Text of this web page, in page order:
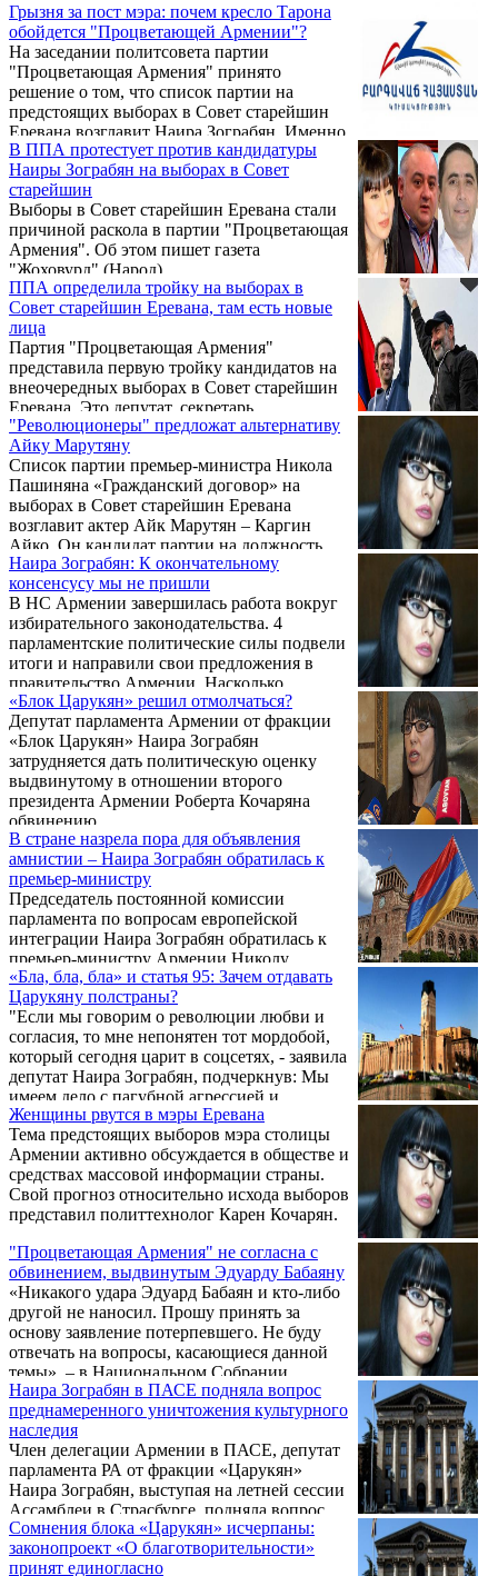
Грызня за пост мэра: почем кресло Тарона
обойдется "Процветающей Армении"?
На заседании политсовета партии
"Процветающая Армения" принято
решение о том, что список партии на
предстоящих выборах в Совет старейшин
Еревана возглавит Наира Зограбян. Именно
ее кандидатура стала поводом для
конфликта в партии.
В ППА протестует против кандидатуры
Наиры Зограбян на выборах в Совет
старейшин
Выборы в Совет старейшин Еревана стали
причиной раскола в партии "Процветающая
Армения". Об этом пишет газета
"Жоховурд" (Народ).
ППА определила тройку на выборах в
Совет старейшин Еревана, там есть новые
лица
Партия "Процветающая Армения"
представила первую тройку кандидатов на
внеочередных выборах в Совет старейшин
Еревана. Это депутат, секретарь
политсовета партии ППА Наира Зограбян,
обозреватель телекомпании "Кентрон"
(Центр) Петрос Казарян и политический
обозреватель Арман Абовян. Об этом
сообщила пресс-служба ППА.
"Революционеры" предложат альтернативу
Айку Марутяну
Список партии премьер-министра Никола
Пашиняна «Гражданский договор» на
выборах в Совет старейшин Еревана
возглавит актер Айк Марутян – Каргин
Айко. Он кандидат партии на должность
мэра. Это решение, безусловно, не принято
положительно как среди жителей Еревана,
так и среди политических сил, которые
решили участвовать в выборах.
Наира Зограбян: К окончательному
консенсусу мы не пришли
В НС Армении завершилась работа вокруг
избирательного законодательства. 4
парламентские политические силы подвели
итоги и направили свои предложения в
правительство Армении. Насколько
оправдались ожидания ППА, в каком
формате она примет участие в выборах – об
этом в беседе с «Арменпресс» рассказала
главный секретарь политсовета ППА Наира
Зограбян.
«Блок Царукян» решил отмолчаться?
Депутат парламента Армении от фракции
«Блок Царукян» Наира Зограбян
затрудняется дать политическую оценку
выдвинутому в отношении второго
президента Армении Роберта Кочаряна
обвинению.
В стране назрела пора для объявления
амнистии – Наира Зограбян обратилась к
премьер-министру
Председатель постоянной комиссии
парламента по вопросам европейской
интеграции Наира Зограбян обратилась к
премьер-министру Армении Николу
Пашиняну с просьбой объявить амнистию в
республике.
«Бла, бла, бла» и статья 95: Зачем отдавать
Царукяну полстраны?
"Если мы говорим о революции любви и
согласия, то мне непонятен тот мордобой,
который сегодня царит в соцсетях, - заявила
депутат Наира Зограбян, подчеркнув: Мы
имеем дело с пагубной агрессией и
пагубной ненавистью, стремлением
уничтожить, сровнять с землей тех, чье
мнение они не разделяют". Зограбян, по
версии СМИ, возглавит список ППА на
внеочередных выборах в Совет общины
Еревана. Известно, что ППА пойдет на
"Царукян".
Женщины рвутся в мэры Еревана
Тема предстоящих выборов мэра столицы
Армении активно обсуждается в обществе и
средствах массовой информации страны.
Свой прогноз относительно исхода выборов
представил политтехнолог Карен Кочарян.
"Процветающая Армения" не согласна с
обвинением, выдвинутым Эдуарду Бабаяну
«Никакого удара Эдуард Бабаян и кто-либо
другой не наносил. Прошу принять за
основу заявление потерпевшего. Не буду
отвечать на вопросы, касающиеся данной
темы», – в Национальном Собрании
Армении заявила сегодня депутат от
фракции «Царукян» Наира Зограбян,
обратившись к инциденту в
спорткомплексе «Олимпаван» в Ереване.
Наира Зограбян в ПАСЕ подняла вопрос
преднамеренного уничтожения культурного
наследия
Член делегации Армении в ПАСЕ, депутат
парламента РА от фракции «Царукян»
Наира Зограбян, выступая на летней сессии
Ассамблеи в Страсбурге, подняла вопрос
преднамеренного уничтожения культурного
наследия. Речь Наиры Зограбян, которую
приводит пресс-служба парламента
Сомнения блока «Царукян» исчерпаны:
законопроект «О благотворительности»
принят единогласно